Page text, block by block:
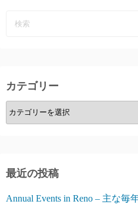
カテゴリー
カ
テ
ー
最近の投稿
Annual Events in Reno – 主な毎